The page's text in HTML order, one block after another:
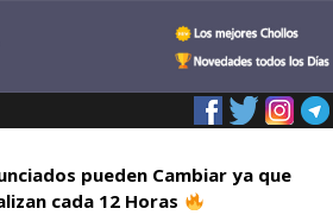
pueden Cambiar ya que
cada 12 Horas